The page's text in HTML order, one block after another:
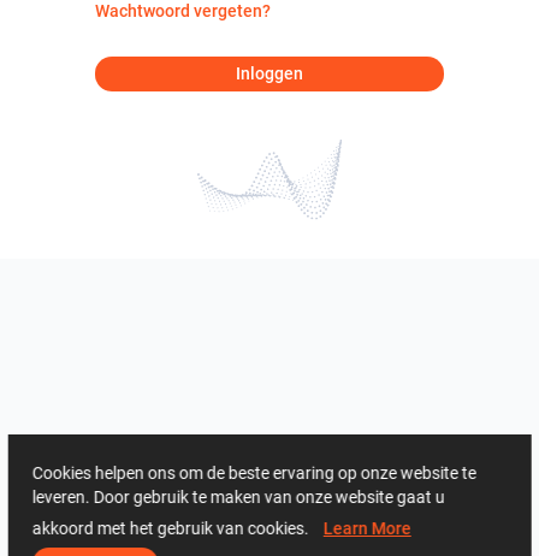
Wachtwoord vergeten?
Inloggen
Cookies helpen ons om de beste ervaring op onze website te
leveren. Door gebruik te maken van onze website gaat u
akkoord met het gebruik van cookies. Learn More